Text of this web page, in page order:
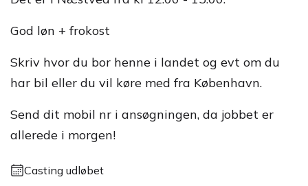
God løn + frokost
Skriv hvor du bor henne i landet og evt om du
har bil eller du vil køre med fra København.
Send dit mobil nr i ansøgningen, da jobbet er
allerede i morgen!
Casting udløbet